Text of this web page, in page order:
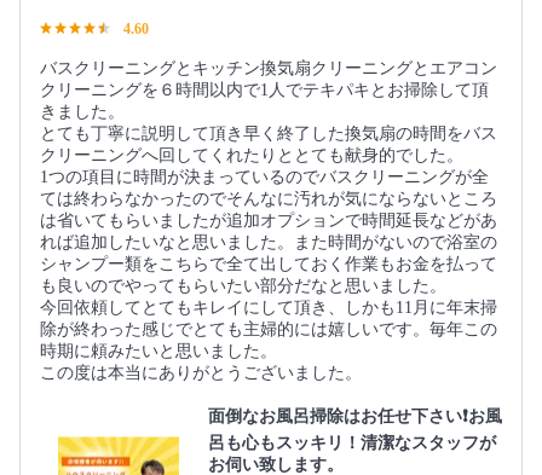
4.60
バスクリーニングとキッチン換気扇クリーニングとエアコン
クリーニングを６時間以内で1人でテキパキとお掃除して頂
きました。
とても丁寧に説明して頂き早く終了した換気扇の時間をバス
クリーニングへ回してくれたりととても献身的でした。
1つの項目に時間が決まっているのでバスクリーニングが全
ては終わらなかったのでそんなに汚れが気にならないところ
は省いてもらいましたが追加オプションで時間延長などがあ
れば追加したいなと思いました。また時間がないので浴室の
シャンプー類をこちらで全て出しておく作業もお金を払って
も良いのでやってもらいたい部分だなと思いました。
今回依頼してとてもキレイにして頂き、しかも11月に年末掃
除が終わった感じでとても主婦的には嬉しいです。毎年この
時期に頼みたいと思いました。
この度は本当にありがとうございました。
面倒なお風呂掃除はお任せ下さい❗️お風
呂も心もスッキリ！清潔なスタッフが
お伺い致します。